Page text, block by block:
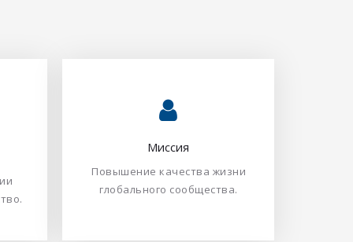
‌Миссия​​​​​​​
Повышение качества жизни
глобального сообщества.​​​​​​​
‌Миссия​​​​​​​
глобального сообщества.​​​​​​​